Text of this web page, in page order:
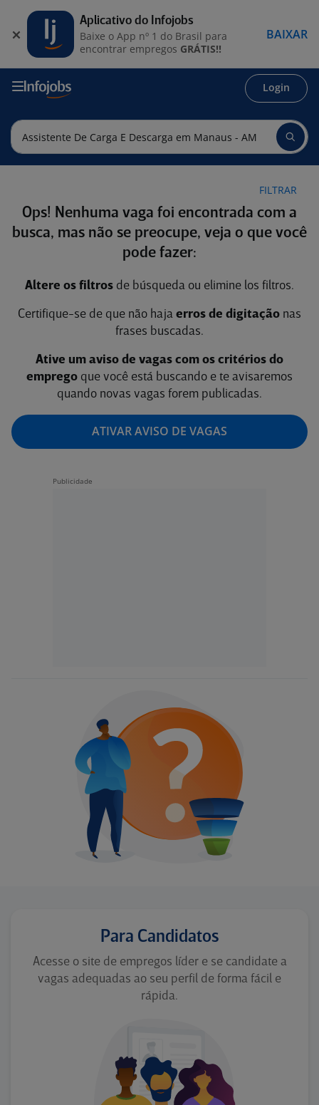
Login
FILTRAR
Ops! Nenhuma vaga foi encontrada com a
busca, mas não se preocupe, veja o que você
pode fazer:
Altere os filtros de búsqueda ou elimine los filtros.
Certifique-se de que não haja erros de digitação nas
frases buscadas.
Ative um aviso de vagas com os critérios do
emprego que você está buscando e te avisaremos
quando novas vagas forem publicadas.
ATIVAR AVISO DE VAGAS
Para Candidatos
Acesse o site de empregos líder e se candidate a
vagas adequadas ao seu perfil de forma fácil e
rápida.
Aplicativo do Infojobs
Baixe o App nº 1 do Brasil para
encontrar empregos GRÁTIS!!
BAIXAR